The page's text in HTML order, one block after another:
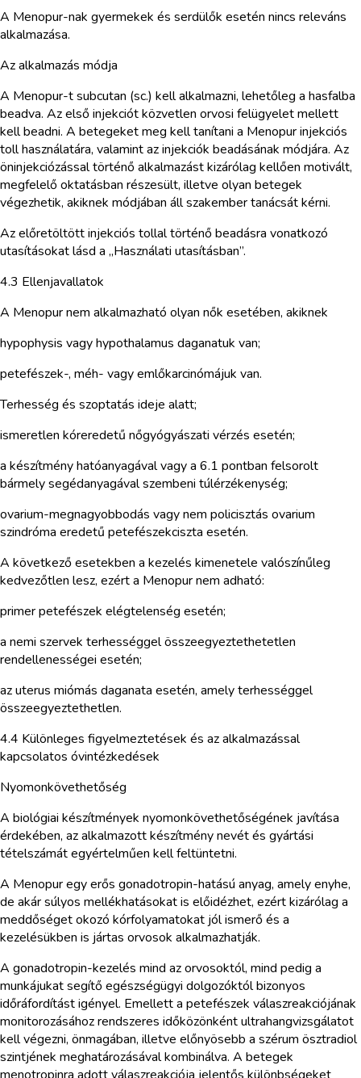
A Menopur-nak gyermekek és serdülők esetén nincs releváns
alkalmazása.
Az alkalmazás módja
A Menopur-t subcutan (sc.) kell alkalmazni, lehetőleg a hasfalba
beadva. Az első injekciót közvetlen orvosi felügyelet mellett
kell beadni. A betegeket meg kell tanítani a Menopur injekciós
toll használatára, valamint az injekciók beadásának módjára. Az
öninjekciózással történő alkalmazást kizárólag kellően motivált,
megfelelő oktatásban részesült, illetve olyan betegek
végezhetik, akiknek módjában áll szakember tanácsát kérni.
Az előretöltött injekciós tollal történő beadásra vonatkozó
utasításokat lásd a „Használati utasításban”.
4.3 Ellenjavallatok
A Menopur nem alkalmazható olyan nők esetében, akiknek
hypophysis vagy hypothalamus daganatuk van;
petefészek-, méh- vagy emlőkarcinómájuk van.
Terhesség és szoptatás ideje alatt;
ismeretlen kóreredetű nőgyógyászati vérzés esetén;
a készítmény hatóanyagával vagy a 6.1 pontban felsorolt
bármely segédanyagával szembeni túlérzékenység;
ovarium-megnagyobbodás vagy nem policisztás ovarium
szindróma eredetű petefészekciszta esetén.
A következő esetekben a kezelés kimenetele valószínűleg
kedvezőtlen lesz, ezért a Menopur nem adható:
primer petefészek elégtelenség esetén;
a nemi szervek terhességgel összeegyeztethetetlen
rendellenességei esetén;
az uterus miómás daganata esetén, amely terhességgel
összeegyeztethetlen.
4.4 Különleges figyelmeztetések és az alkalmazással
kapcsolatos óvintézkedések
Nyomonkövethetőség
A biológiai készítmények nyomonkövethetőségének javítása
érdekében, az alkalmazott készítmény nevét és gyártási
tételszámát egyértelműen kell feltüntetni.
A Menopur egy erős gonadotropin-hatású anyag, amely enyhe,
de akár súlyos mellékhatásokat is előidézhet, ezért kizárólag a
meddőséget okozó kórfolyamatokat jól ismerő és a
kezelésükben is jártas orvosok alkalmazhatják.
A gonadotropin-kezelés mind az orvosoktól, mind pedig a
munkájukat segítő egészségügyi dolgozóktól bizonyos
időráfordítást igényel. Emellett a petefészek válaszreakciójának
monitorozásához rendszeres időközönként ultrahangvizsgálatot
kell végezni, önmagában, illetve előnyösebb a szérum ösztradiol
szintjének meghatározásával kombinálva. A betegek
menotropinra adott válaszreakciója jelentős különbségeket